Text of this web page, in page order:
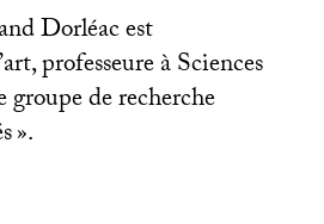
Dorléac est
professeure à Sciences
de recherche
».